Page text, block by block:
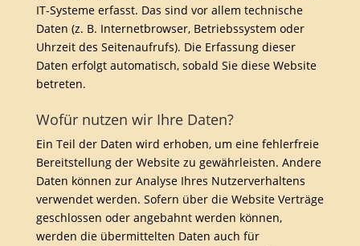
IT-Systeme erfasst. Das sind vor allem technische
Daten (z. B. Internetbrowser, Betriebssystem oder
Uhrzeit des Seitenaufrufs). Die Erfassung dieser
Daten erfolgt automatisch, sobald Sie diese Website
betreten.
Wofür nutzen wir Ihre Daten?
Ein Teil der Daten wird erhoben, um eine fehlerfreie
Bereitstellung der Website zu gewährleisten. Andere
Daten können zur Analyse Ihres Nutzerverhaltens
verwendet werden. Sofern über die Website Verträge
geschlossen oder angebahnt werden können,
werden die übermittelten Daten auch für